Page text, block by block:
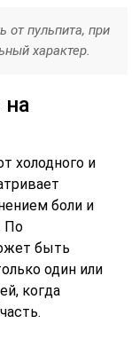
от пульпита, при
характер.
на
холодного и
боли и
По
быть
один или
когда